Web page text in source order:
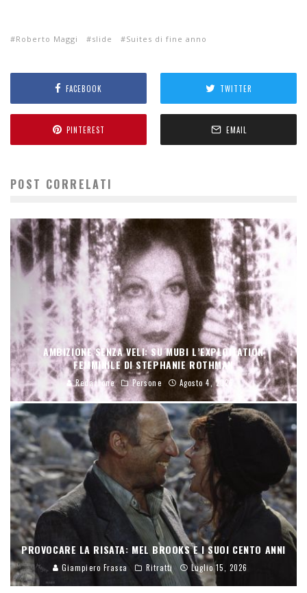
Roberto Maggi slide Suites di fine anno
FACEBOOK TWITTER
PINTEREST EMAIL
POST CORRELATI
AMBIZIONE SENZA VELI: SU MUBI L’EXPLOITATION
FEMMINILE DI STEPHANIE ROTHMAN
Redazione Persone Agosto 4, 2026
PROVOCARE LA RISATA: MEL BROOKS E I SUOI CENTO ANNI
Giampiero Frasca Ritratti Luglio 15, 2026